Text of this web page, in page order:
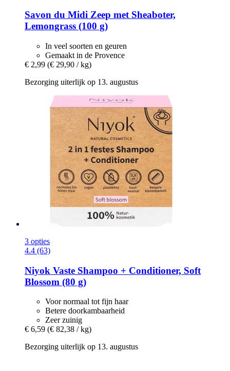
Savon du Midi Zeep met Sheaboter,
Lemongrass (100 g)
In veel soorten en geuren
Gemaakt in de Provence
€ 2,99 (€ 29,90 / kg)
Bezorging uiterlijk op 13. augustus
3 opties
4.4 (63)
Niyok Vaste Shampoo + Conditioner, Soft
Blossom (80 g)
Voor normaal tot fijn haar
Betere doorkambaarheid
Zeer zuinig
€ 6,59 (€ 82,38 / kg)
Bezorging uiterlijk op 13. augustus